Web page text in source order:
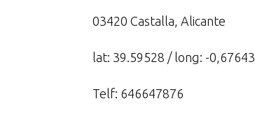
03420 Castalla, Alicante
lat: 39.59528 / long: -0,67643
Telf: 646647876